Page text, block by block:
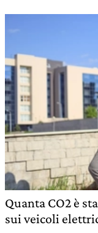
Quanta CO2 è
sui veicoli